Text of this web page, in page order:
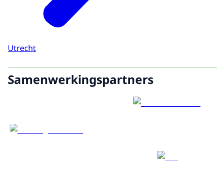
Utrecht
Samenwerkingspartners